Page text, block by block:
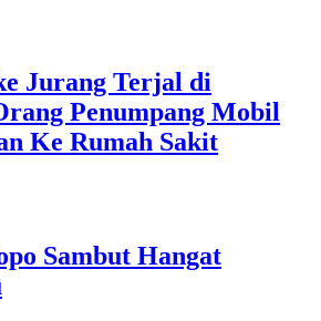
Jurang Terjal di
Penumpang Mobil
Ke Rumah Sakit
Sambut Hangat